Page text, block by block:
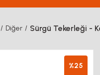
Diğer Sürgü Tekerleği -
%25